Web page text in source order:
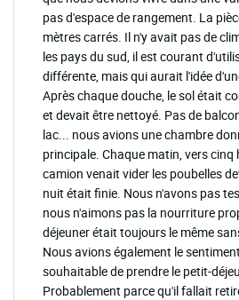
pas d'espace de rangement. La
mètres carrés. Il n'y avait pas de
les pays du sud, il est courant
différente, mais qui aurait l'idée
Après chaque douche, le sol était
et devait être nettoyé. Pas de
lac... nous avions une chambre
principale. Chaque matin, vers cinq
camion venait vider les poubelles
nuit était finie. Nous n'avons pas
nous n'aimons pas la nourriture
déjeuner était toujours le même
Nous avions également le
souhaitable de prendre le petit-
Probablement parce qu'il fallait